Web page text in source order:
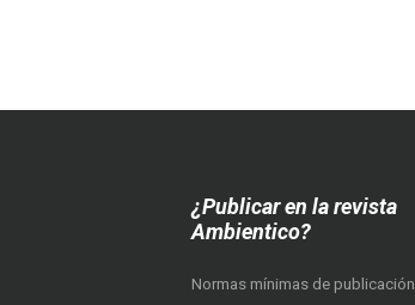
¿Publicar en la revista
Ambientico?
Normas mínimas de publicación